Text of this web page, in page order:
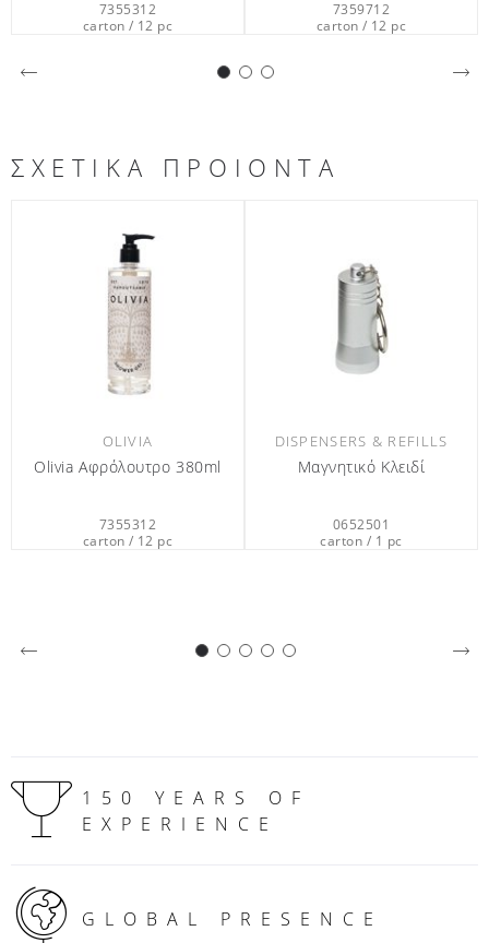
7359712
carton / 12 pc
7395712
carton / 12 pc
ΣΧΕΤΙΚΑ ΠΡΟΙΟΝΤΑ
DISPENSERS & REFILLS
Μαγνητικό Κλειδί
0652501
carton / 1 pc
OLIVIA
Olivia Σαπούνι Απολέπισης
6200538
carton / 200 pc
150 YEARS OF
EXPERIENCE
GLOBAL PRESENCE